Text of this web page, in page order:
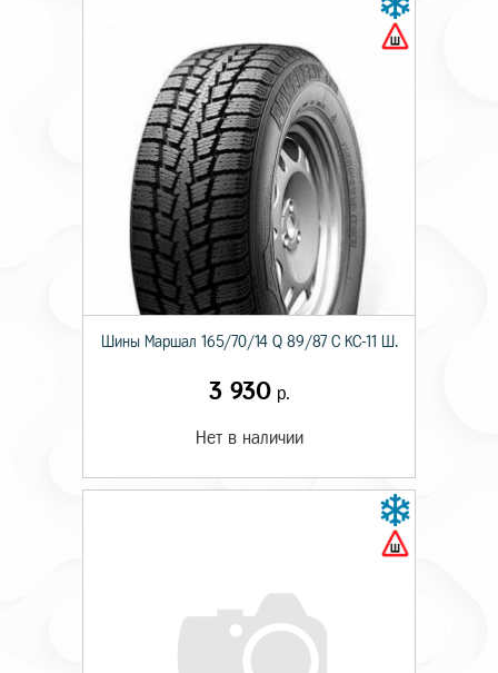
Шины Маршал 165/70/14 Q 89/87 C KС-11 Ш.
3 930р.
Нет в наличии